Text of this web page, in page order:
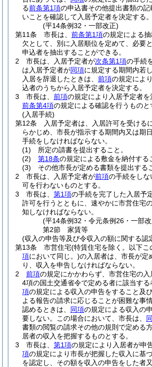
る前条第1項の申込書その他提出書類の
いことを確認して入居予定者を決定する。
(平14条例32・一部改正)
第11条
市長は、 前条第1項の規定による
欠として、別に入居順位を定めて、必要
申込者を抽出することができる。
2
市長は、入居予定者が次条第1項の手続
は入居予定者が同項に規定する期間内若
入居を辞退したときは、 前項の規定によ
込者のうちから入居予定者を決定する。
3
市長は、 前項の規定により入居予定者を
前条第4項の規定による確認を行うものと
(入居手続)
第12条
入居予定者は、入居許可を受ける
らかじめ、市長が指示する期間内又は期
手続をしなければならない。
(1)
所定の請書を提出すること。
(2)
第18条の規定による敷金を納付する
(3)
その他市長が定める書類を提出する
2
市長は、入居予定者が前項の手続をし
可を行わないものとする。
3
市長は、 第1項の手続を完了した入居予
許可を行うとともに、速やかに市営住宅
知しなければならない。
(平14条例32・令元条例26・一部
第2節
家賃等
(収入の申告等及び令収入の額に関する認
第13条
市営住宅(特賃住宅を除く。以下こ
項において同じ。)の入居者は、市長が定
り、収入を申告しなければならない。
2
前項の規定にかかわらず、市営住宅の入
4項の国土交通省令で定める者に該当する
項の規定による収入の申告をすること及
よる報告の請求に応じることが困難な事
認めるときは、 同項の規定による収入の
要しない。
この場合において、市長は、
書類の閲覧の請求その他の規則で定める
居者の収入を把握するものとする。
3
市長は、 第1項の規定により入居者が申
項の規定により市長が把握した収入に基
を認定し、その額を収入の申告をした者